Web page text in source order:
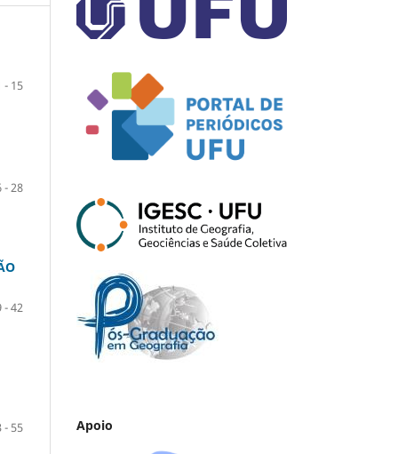
- 15
- 28
- 42
- 55 Apoio